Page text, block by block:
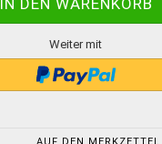
Weiter mit
AUF DEN MERKZETTEL